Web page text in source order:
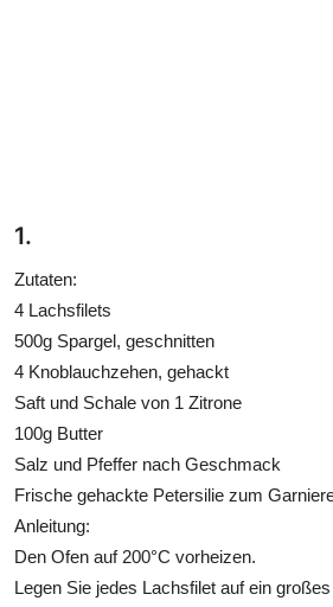
1.
Zutaten:
4 Lachsfilets
500g Spargel, geschnitten
4 Knoblauchzehen, gehackt
Saft und Schale von 1 Zitrone
100g Butter
Salz und Pfeffer nach Geschmack
Frische gehackte Petersilie zum
Anleitung:
Den Ofen auf 200°C vorheizen.
Legen Sie jedes Lachsfilet auf ein